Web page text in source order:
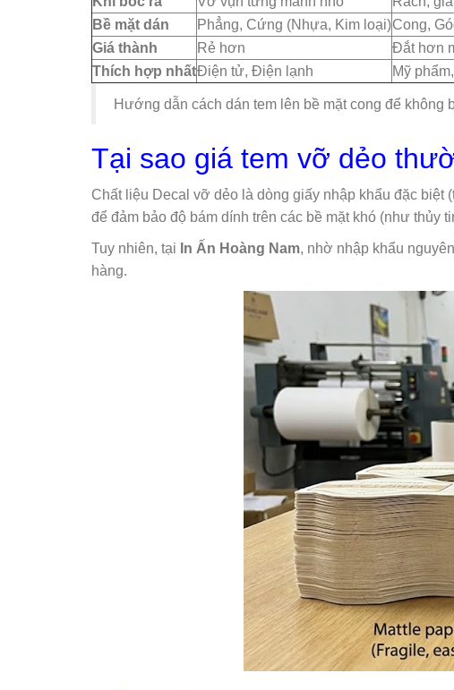
Bề mặt dán
Phẳng, Cứng (Nhựa, Kim loại)Cong,
Giá thành
Rẻ hơn
Đắt hơn
Thích hợp nhấtĐiện tử, Điện lạnh Mỹ
Hướng dẫn cách dán tem lên bề mặt cong để không
Tại sao giá tem vỡ dẻo
Chất liệu Decal vỡ dẻo là dòng giấy nhập khẩu đặc
để đảm bảo độ bám dính trên các bề mặt khó (như
Tuy nhiên, tại In Ấn Hoàng Nam, nhờ nhập khẩu
hàng.